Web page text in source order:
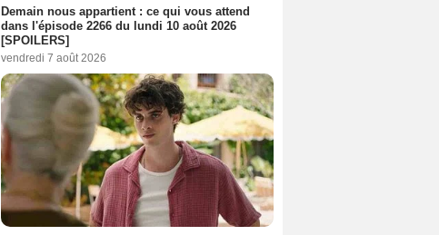
Demain nous appartient : ce qui vous attend
dans l'épisode 2266 du lundi 10 août 2026
[SPOILERS]
vendredi 7 août 2026